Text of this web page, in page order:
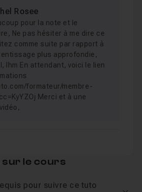
Rosee
pour la note et le
Ne pas hésiter à me dire ce
comme suite par rapport à
plus approfondie,
Ihm En attendant, voici le lien
formateur/membre-
Merci et à une
le cours
pour suivre ce tuto